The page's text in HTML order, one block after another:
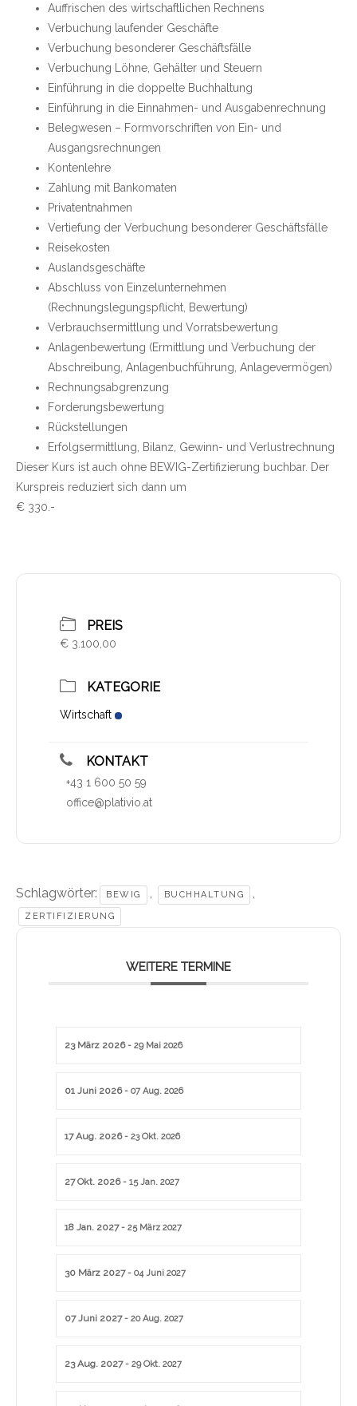
Auffrischen des wirtschaftlichen Rechnens
Verbuchung laufender Geschäfte
Verbuchung besonderer Geschäftsfälle
Verbuchung Löhne, Gehälter und Steuern
Einführung in die doppelte Buchhaltung
Einführung in die Einnahmen- und Ausgabenrechnung
Belegwesen – Formvorschriften von Ein- und
Ausgangsrechnungen
Kontenlehre
Zahlung mit Bankomaten
Privatentnahmen
Vertiefung der Verbuchung besonderer Geschäftsfälle
Reisekosten
Auslandsgeschäfte
Abschluss von Einzelunternehmen
(Rechnungslegungspflicht, Bewertung)
Verbrauchsermittlung und Vorratsbewertung
Anlagenbewertung (Ermittlung und Verbuchung der
Abschreibung, Anlagenbuchführung, Anlagevermögen)
Rechnungsabgrenzung
Forderungsbewertung
Rückstellungen
Erfolgsermittlung, Bilanz, Gewinn- und Verlustrechnung
Dieser Kurs ist auch ohne BEWIG-Zertifizierung buchbar. Der
Kurspreis reduziert sich dann um
€ 330.-
PREIS
€ 3.100,00
KATEGORIE
Wirtschaft
KONTAKT
+43 1 600 50 59
office@plativio.at
Schlagwörter: BEWIG , BUCHHALTUNG ,
ZERTIFIZIERUNG
WEITERE TERMINE
23 März 2026- 29 Mai 2026
01 Juni 2026- 07 Aug. 2026
17 Aug. 2026- 23 Okt. 2026
27 Okt. 2026- 15 Jan. 2027
18 Jan. 2027- 25 März 2027
30 März 2027- 04 Juni 2027
07 Juni 2027- 20 Aug. 2027
23 Aug. 2027- 29 Okt. 2027